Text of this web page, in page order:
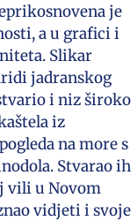
je
a u grafici i
Slikar
jadranskog
i niz široko
iz
na more s
Stvarao ih
vili u Novom
vidjeti i svoje